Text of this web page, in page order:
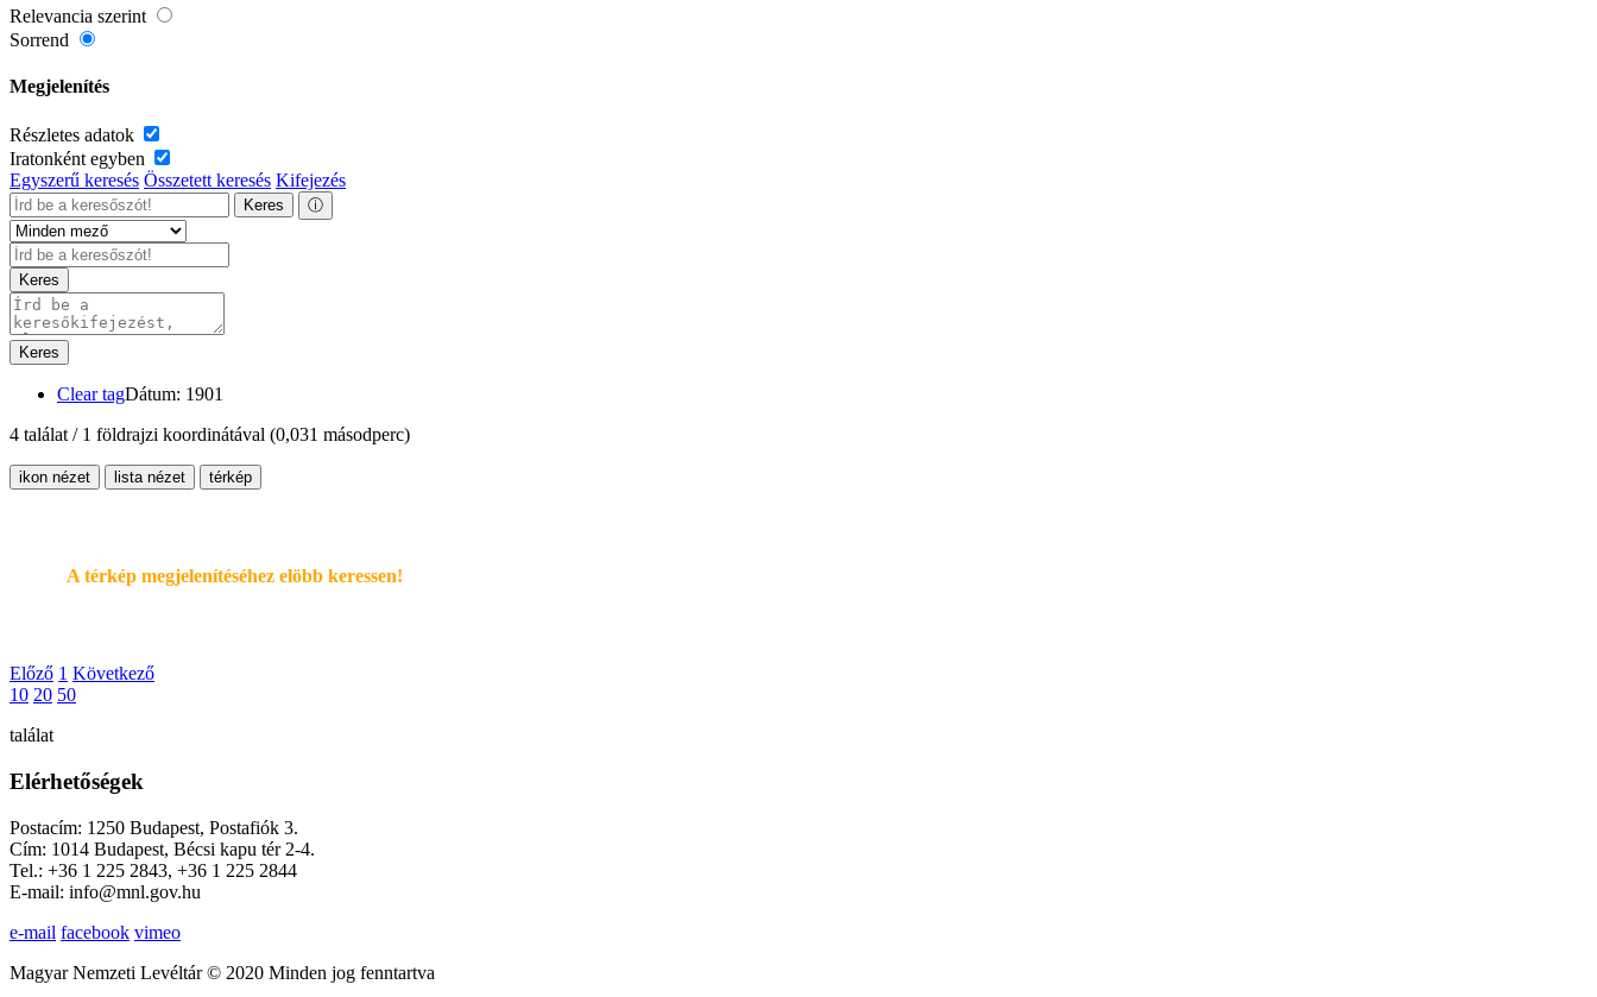
Relevancia szerint
Sorrend
Megjelenítés
Részletes adatok
Iratonként egyben
Egyszerű keresés Összetett keresés Kifejezés
Keres ⓘ
Keres
Keres
Clear tagDátum: 1901
4 találat / 1 földrajzi koordinátával (0,031 másodperc)
ikon nézet lista nézet térkép
A térkép megjelenítéséhez elöbb keressen!
Előző 1 Következő
10 20 50
találat
Elérhetőségek
Postacím: 1250 Budapest, Postafiók 3.
Cím: 1014 Budapest, Bécsi kapu tér 2-4.
Tel.: +36 1 225 2843, +36 1 225 2844
E-mail: info@mnl.gov.hu
e-mail facebook vimeo
Magyar Nemzeti Levéltár © 2020 Minden jog fenntartva